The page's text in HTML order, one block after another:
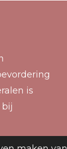
is
byJouwWeb